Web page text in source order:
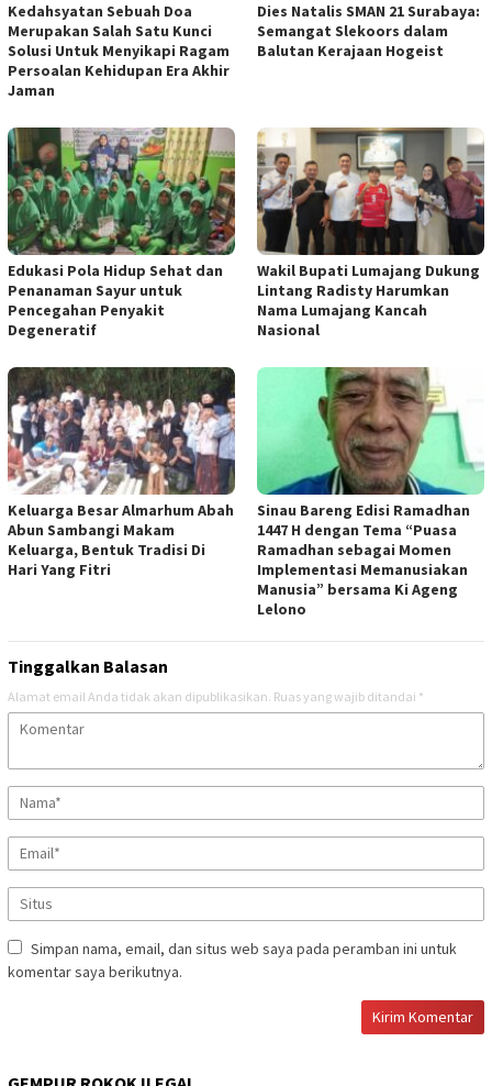
Kedahsyatan Sebuah Doa
Merupakan Salah Satu Kunci
Solusi Untuk Menyikapi Ragam
Persoalan Kehidupan Era Akhir
Jaman
Dies Natalis SMAN 21 Surabaya:
Semangat Slekoors dalam
Balutan Kerajaan Hogeist
Edukasi Pola Hidup Sehat dan
Penanaman Sayur untuk
Pencegahan Penyakit
Degeneratif
Wakil Bupati Lumajang Dukung
Lintang Radisty Harumkan
Nama Lumajang Kancah
Nasional
Keluarga Besar Almarhum Abah
Abun Sambangi Makam
Keluarga, Bentuk Tradisi Di
Hari Yang Fitri
Sinau Bareng Edisi Ramadhan
1447 H dengan Tema “Puasa
Ramadhan sebagai Momen
Implementasi Memanusiakan
Manusia” bersama Ki Ageng
Lelono
Tinggalkan Balasan
Alamat email Anda tidak akan dipublikasikan. Ruas yang wajib ditandai *
Simpan nama, email, dan situs web saya pada peramban ini untuk
komentar saya berikutnya.